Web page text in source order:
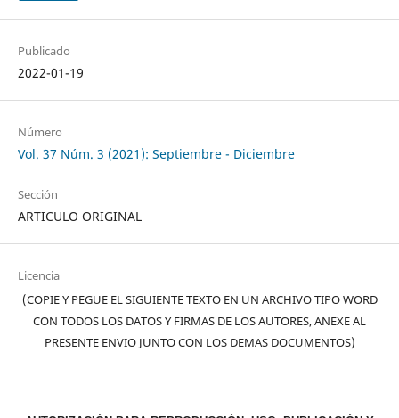
Publicado
2022-01-19
Número
Vol. 37 Núm. 3 (2021): Septiembre - Diciembre
Sección
ARTICULO ORIGINAL
Licencia
(COPIE Y PEGUE EL SIGUIENTE TEXTO EN UN ARCHIVO TIPO WORD
CON TODOS LOS DATOS Y FIRMAS DE LOS AUTORES, ANEXE AL
PRESENTE ENVIO JUNTO CON LOS DEMAS DOCUMENTOS)